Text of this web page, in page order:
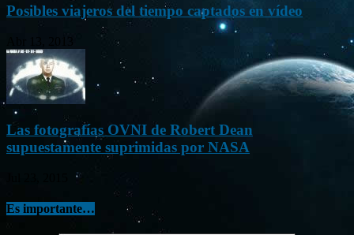
Posibles viajeros del tiempo captados en vídeo
Las fotografías OVNI de Robert Dean
supuestamente suprimidas por NASA
Es importante…